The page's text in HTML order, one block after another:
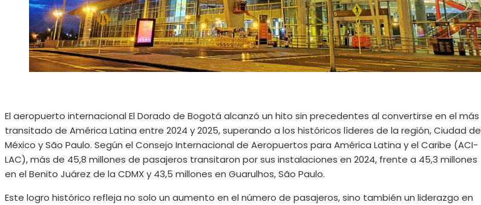
El aeropuerto internacional El Dorado de Bogotá alcanzó un hito sin precedentes al convertirse en el más
transitado de América Latina entre 2024 y 2025, superando a los históricos líderes de la región, Ciudad de
México y São Paulo. Según el Consejo Internacional de Aeropuertos para América Latina y el Caribe (ACI-
LAC), más de 45,8 millones de pasajeros transitaron por sus instalaciones en 2024, frente a 45,3 millones
en el Benito Juárez de la CDMX y 43,5 millones en Guarulhos, São Paulo.
Este logro histórico refleja no solo un aumento en el número de pasajeros, sino también un liderazgo en